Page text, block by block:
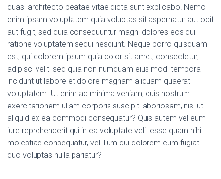
quasi architecto beatae vitae dicta sunt explicabo. Nemo
enim ipsam voluptatem quia voluptas sit aspernatur aut odit
aut fugit, sed quia consequuntur magni dolores eos qui
ratione voluptatem sequi nesciunt. Neque porro quisquam
est, qui dolorem ipsum quia dolor sit amet, consectetur,
adipisci velit, sed quia non numquam eius modi tempora
incidunt ut labore et dolore magnam aliquam quaerat
voluptatem. Ut enim ad minima veniam, quis nostrum
exercitationem ullam corporis suscipit laboriosam, nisi ut
aliquid ex ea commodi consequatur? Quis autem vel eum
iure reprehenderit qui in ea voluptate velit esse quam nihil
molestiae consequatur, vel illum qui dolorem eum fugiat
quo voluptas nulla pariatur?